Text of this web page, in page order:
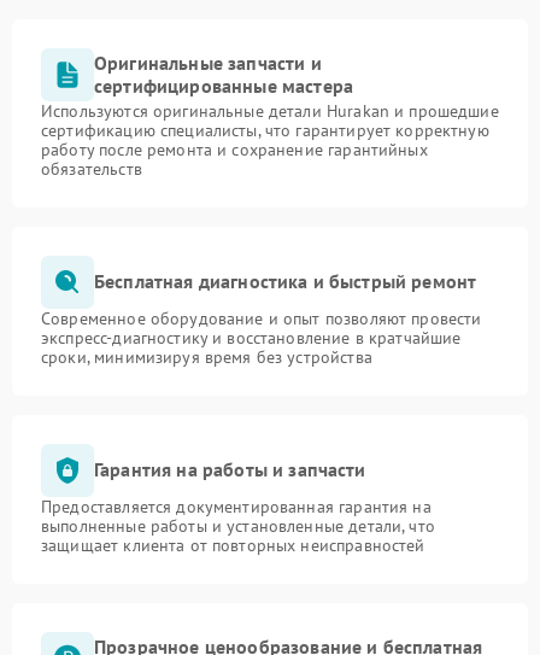
Оригинальные запчасти и
сертифицированные мастера
Используются оригинальные детали Hurakan и прошедшие
сертификацию специалисты, что гарантирует корректную
работу после ремонта и сохранение гарантийных
обязательств
Бесплатная диагностика и быстрый ремонт
Современное оборудование и опыт позволяют провести
экспресс-диагностику и восстановление в кратчайшие
сроки, минимизируя время без устройства
Гарантия на работы и запчасти
Предоставляется документированная гарантия на
выполненные работы и установленные детали, что
защищает клиента от повторных неисправностей
Прозрачное ценообразование и бесплатная